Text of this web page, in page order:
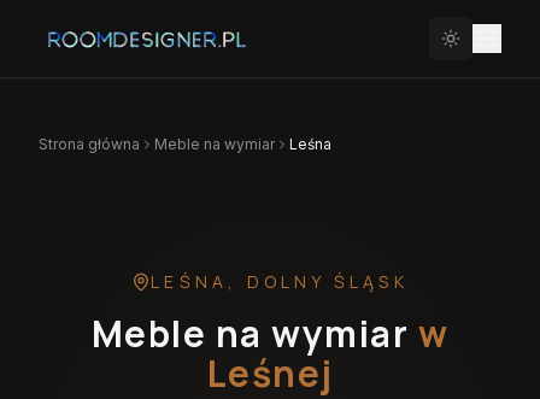
Strona główna Meble na wymiar Leśna
LEŚNA , DOLNY ŚLĄSK
Meble na wymiar w
Leśnej